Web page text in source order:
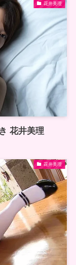
花井美理
花井美理
花井美理